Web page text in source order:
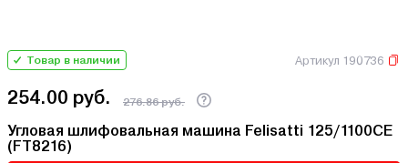
Товар в наличии Артикул 190736
254.00 руб. 276.86 руб.
Угловая шлифовальная машина Felisatti 125/1100CE
(FT8216)